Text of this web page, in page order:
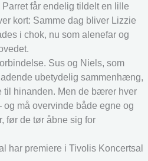
får endelig tildelt en lille
kort: Samme dag bliver Lizzie
i chok, nu som alenefar og
Sus og Niels, som
ubetydelig sammenhæng,
til hinanden. Men de bærer hver
må overvinde både egne og
før de tør åbne sig for
har premiere i Tivolis Koncertsal